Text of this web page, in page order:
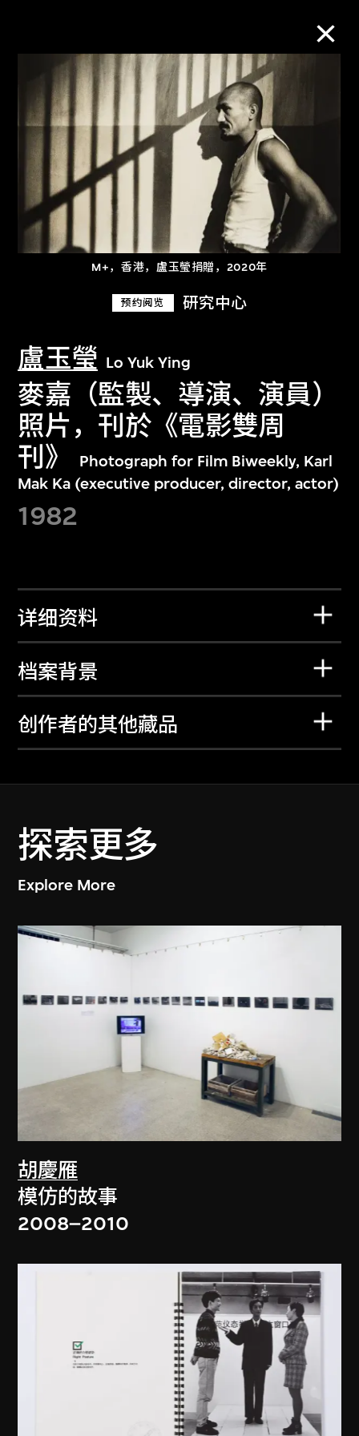
M+，香港，盧玉瑩捐贈，2020年
预约阅览 研究中心
盧玉瑩 Lo Yuk Ying
麥嘉（監製、導演、演員）
照片，刊於《電影雙周
刊》
Photograph for Film Biweekly, Karl
Mak Ka (executive producer, director, actor)
1982
详细资料
档案背景
创作者的其他藏品
探索更多
Explore More
胡慶雁
模仿的故事
2008–2010
M+藏品
进一步筛选
关于M+藏品
探索世界顶级的二十及二十一世纪视觉